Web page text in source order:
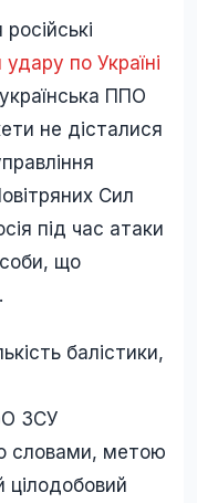
по Україні
ППО
не дісталися
Сил
під час атаки
що
балістики,
ЗСУ
словами, метою
цілодобовий